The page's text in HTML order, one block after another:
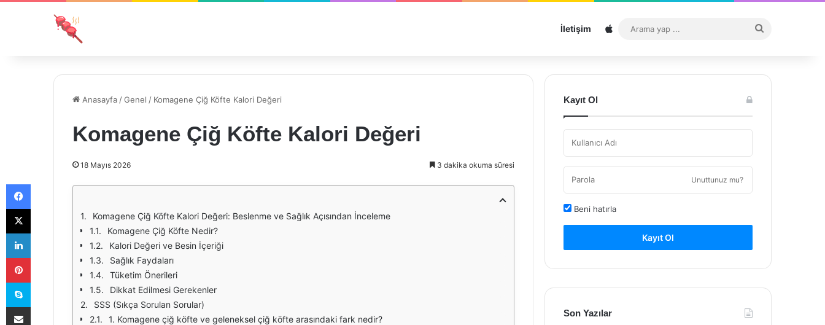
İletişim Sitemap
...
Anasayfa /Genel / Komagene Çiğ Köfte Kalori Değeri
Komagene Çiğ Köfte Kalori Değeri
18 Mayıs 2026 3 dakika okuma süresi
Komagene Çiğ Köfte Kalori Değeri: Beslenme ve Sağlık Açısından İnceleme
Komagene Çiğ Köfte Nedir?
Kalori Değeri ve Besin İçeriği
Sağlık Faydaları
Tüketim Önerileri
Dikkat Edilmesi Gerekenler
SSS (Sıkça Sorulan Sorular)
1. Komagene çiğ köfte ve geleneksel çiğ köfte arasındaki fark nedir?
Kayıt Ol
Unuttunuz mu?
Beni hatırla
Kayıt Ol
Son Yazılar
Facebook
X
LinkedIn
Pinterest
Skype
E-Posta ile paylaş